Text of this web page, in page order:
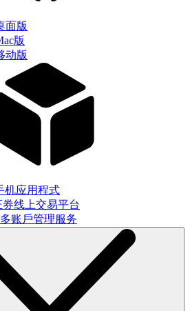
面版
版
动版
机应用程式
券线上交易平台
账戶管理服务